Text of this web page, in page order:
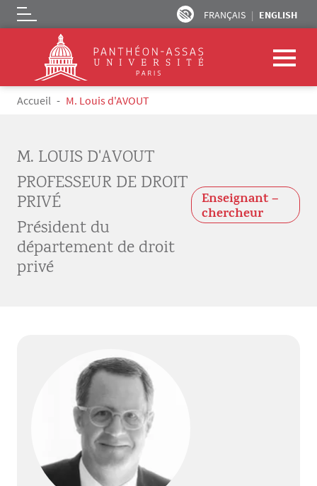
Skip to main content
FRANÇAIS ENGLISH
Logo
Breadcrumb
Accueil M. Louis d'AVOUT
M. LOUIS D'AVOUT
PROFESSEUR DE DROIT
PRIVÉ
Président du
département de droit
privé
Enseignant –
chercheur